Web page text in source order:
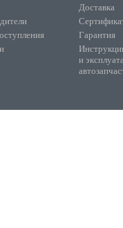
Доставка
Гарантия
и